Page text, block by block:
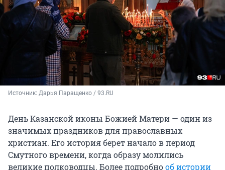
Источник: Дарья Паращенко / 93.RU
День Казанской иконы Божией Матери — один из
значимых праздников для православных
христиан. Его история берет начало в период
Смутного времени, когда образу молились
великие полководцы. Более подробнооб истории